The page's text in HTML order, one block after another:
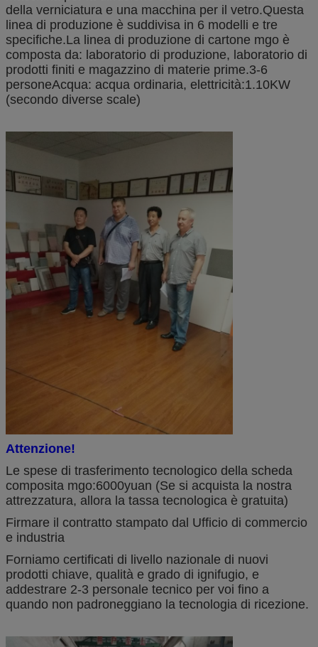
della verniciatura e una macchina per il vetro.Questa
linea di produzione è suddivisa in 6 modelli e tre
specifiche.La linea di produzione di cartone mgo è
composta da: laboratorio di produzione, laboratorio di
prodotti finiti e magazzino di materie prime.3-6
personeAcqua: acqua ordinaria, elettricità:1.10KW
(secondo diverse scale)
Attenzione!
Le spese di trasferimento tecnologico della scheda
composita mgo:6000yuan (Se si acquista la nostra
attrezzatura, allora la tassa tecnologica è gratuita)
Firmare il contratto stampato dal Ufficio di commercio
e industria
Forniamo certificati di livello nazionale di nuovi
prodotti chiave, qualità e grado di ignifugio, e
addestrare 2-3 personale tecnico per voi fino a
quando non padroneggiano la tecnologia di ricezione.